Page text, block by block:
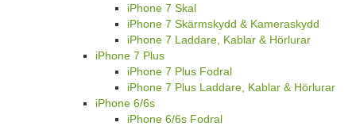
iPhone 7 Skal
iPhone 7 Skärmskydd & Kameraskydd
iPhone 7 Laddare, Kablar & Hörlurar
iPhone 7 Plus
iPhone 7 Plus Fodral
iPhone 7 Plus Laddare, Kablar & Hörlurar
iPhone 6/6s
iPhone 6/6s Fodral